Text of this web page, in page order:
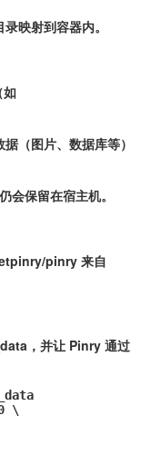
映射到容器内。
如
（图片、数据库等）
会保留在宿主机。
pinry 来自
，并让 Pinry 通过
\